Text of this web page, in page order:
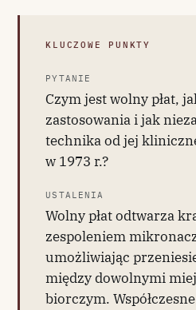
KLUCZOWE PUNKTY
PYTANIE
Czym jest wolny płat,
zastosowania i jak
technika od jej
w 1973 r.?
USTALENIA
Wolny płat odtwarza
zespoleniem
umożliwiając
między dowolnymi
biorczym.